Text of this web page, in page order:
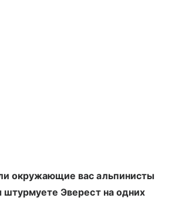
окружающие вас альпинисты
штурмуете Эверест на одних